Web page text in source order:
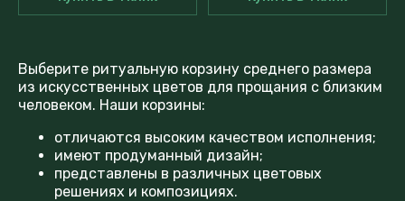
Выберите ритуальную корзину среднего размера
из искусственных цветов для прощания с близким
человеком. Наши корзины:
отличаются высоким качеством исполнения;
имеют продуманный дизайн;
представлены в различных цветовых
решениях и композициях.